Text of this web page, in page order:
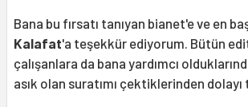
Bana bu fırsatı tanıyan bianet'e ve en
Kalafat'a teşekkür ediyorum. Bütün
çalışanlara da bana yardımcı
asık olan suratımı çektiklerinden